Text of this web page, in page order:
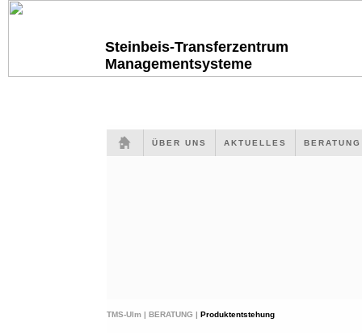
Steinbeis-Transferzentrum
Managementsysteme
ÜBER UNS AKTUELLES
TMS-Ulm | BERATUNG | Produktentstehung